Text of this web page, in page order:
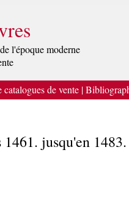
l'époque moderne
catalogues de vente |
jusqu'en